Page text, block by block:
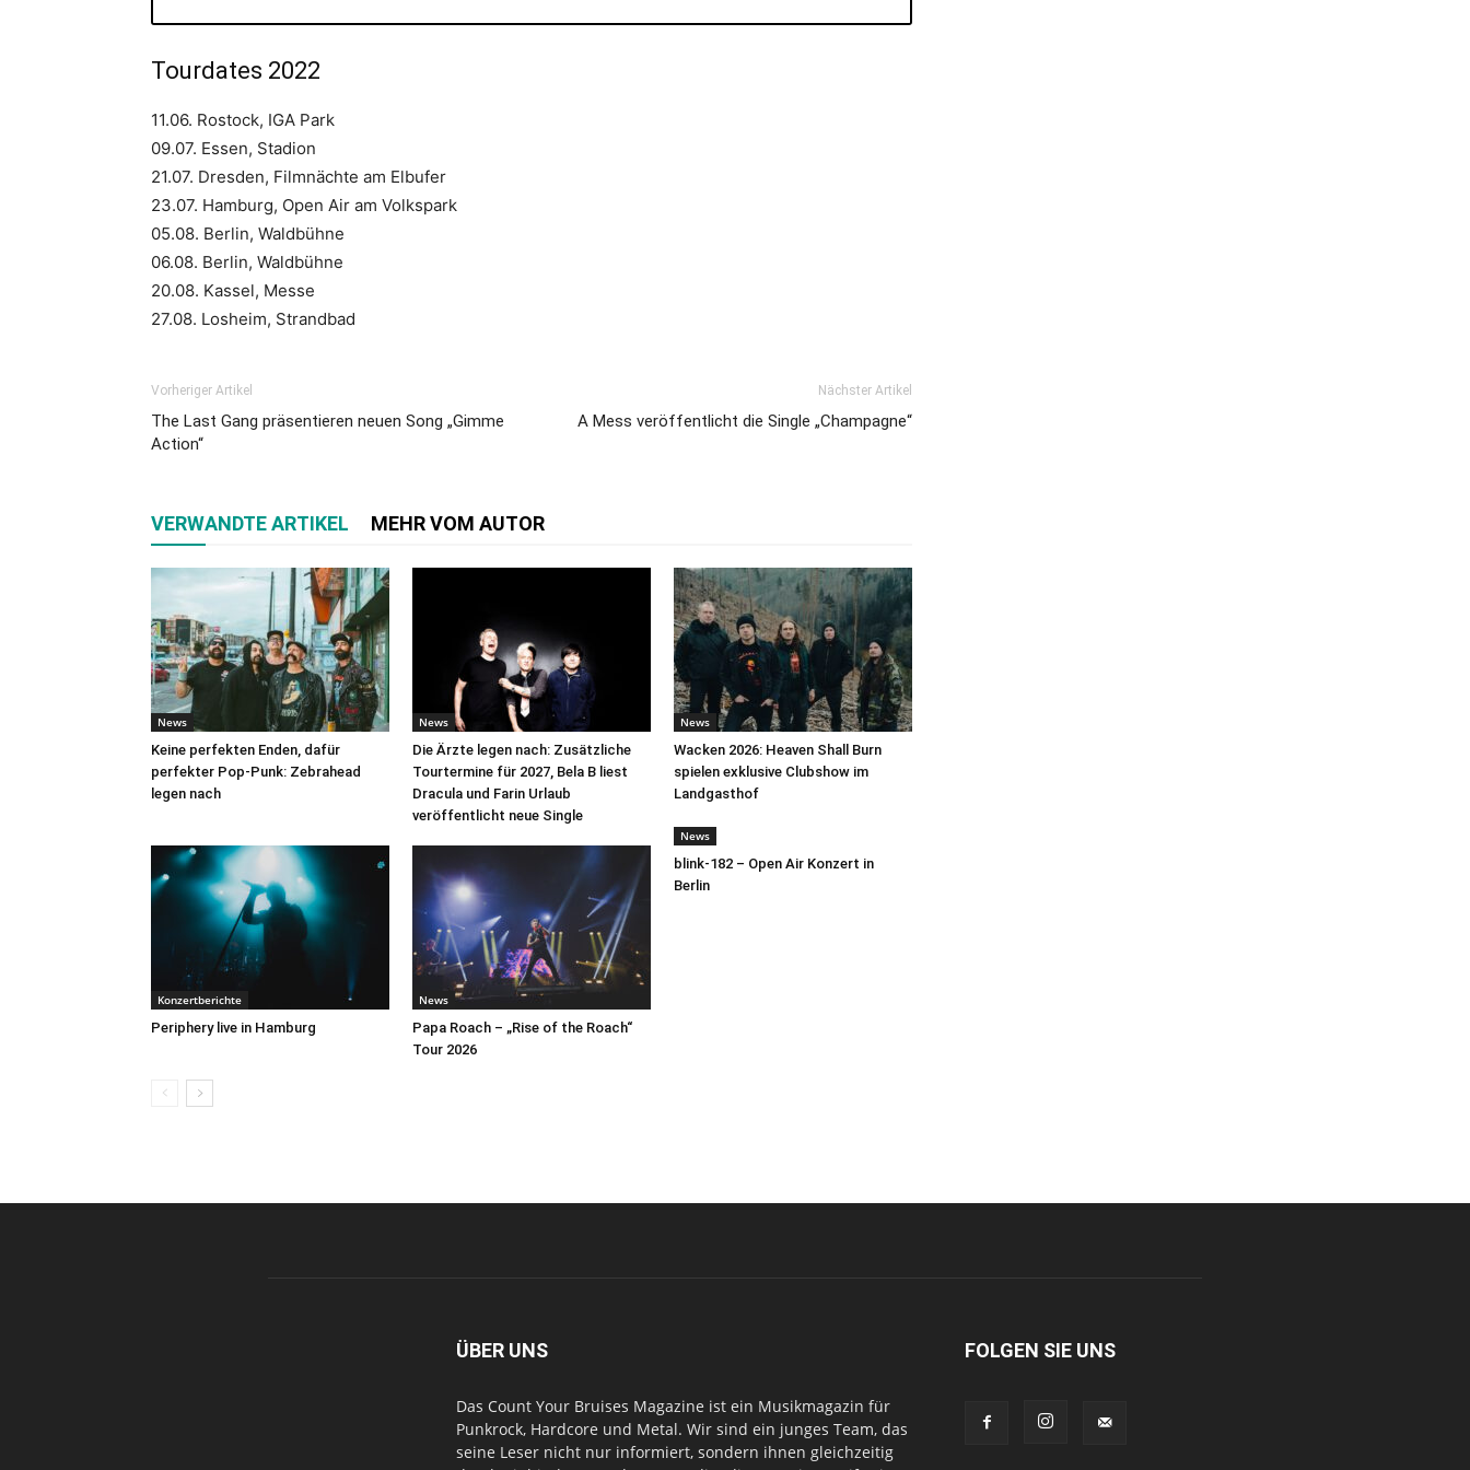
Tourdates 2022
11.06. Rostock, IGA Park
09.07. Essen, Stadion
21.07. Dresden, Filmnächte am Elbufer
23.07. Hamburg, Open Air am Volkspark
05.08. Berlin, Waldbühne
06.08. Berlin, Waldbühne
20.08. Kassel, Messe
27.08. Losheim, Strandbad
Vorheriger Artikel
The Last Gang präsentieren neuen Song „Gimme
Action“
Nächster Artikel
A Mess veröffentlicht die Single „Champagne“
VERWANDTE ARTIKEL MEHR VOM AUTOR
News
Keine perfekten Enden, dafür
perfekter Pop-Punk: Zebrahead
legen nach
News
Die Ärzte legen nach: Zusätzliche
Tourtermine für 2027, Bela B liest
Dracula und Farin Urlaub
veröffentlicht neue Single
News
Wacken 2026: Heaven Shall Burn
spielen exklusive Clubshow im
Landgasthof
Konzertberichte
Periphery live in Hamburg
News
Papa Roach – „Rise of the Roach“
Tour 2026
News
blink-182 – Open Air Konzert in
Berlin
ÜBER UNS
Das Count Your Bruises Magazine ist ein Musikmagazin für
Punkrock, Hardcore und Metal. Wir sind ein junges Team, das
seine Leser nicht nur informiert, sondern ihnen gleichzeitig
FOLGEN SIE UNS